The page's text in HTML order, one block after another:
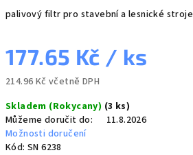
palivový filtr pro stavební a lesnické stroje
177.65 Kč / ks
214.96 Kč včetně DPH
cena:
Skladem (Rokycany) (3 ks)
Můžeme doručit do:
11.8.2026
Možnosti doručení
Kód: SN 6238